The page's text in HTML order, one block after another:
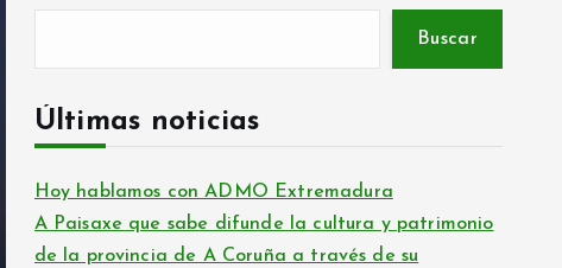
Buscar
Últimas noticias
Hoy hablamos con ADMO Extremadura
A Paisaxe que sabe difunde la cultura y patrimonio
de la provincia de A Coruña a través de su